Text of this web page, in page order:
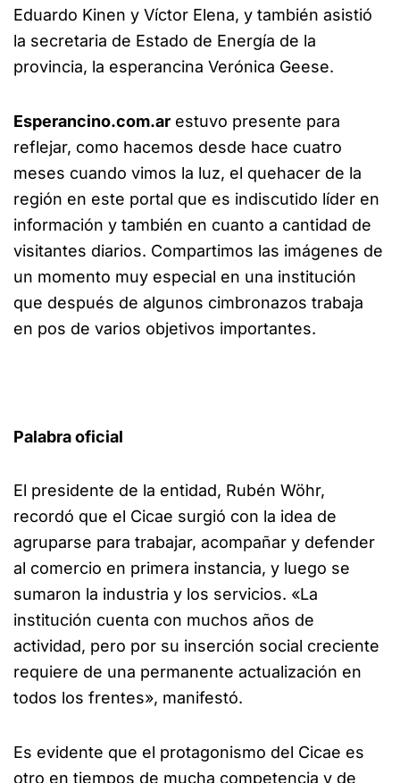
Eduardo Kinen y Víctor Elena, y también asistió
la secretaria de Estado de Energía de la
provincia, la esperancina Verónica Geese.
Esperancino.com.ar estuvo presente para
reflejar, como hacemos desde hace cuatro
meses cuando vimos la luz, el quehacer de la
región en este portal que es indiscutido líder en
información y también en cuanto a cantidad de
visitantes diarios. Compartimos las imágenes de
un momento muy especial en una institución
que después de algunos cimbronazos trabaja
en pos de varios objetivos importantes.
Palabra oficial
El presidente de la entidad, Rubén Wöhr,
recordó que el Cicae surgió con la idea de
agruparse para trabajar, acompañar y defender
al comercio en primera instancia, y luego se
sumaron la industria y los servicios. «La
institución cuenta con muchos años de
actividad, pero por su inserción social creciente
requiere de una permanente actualización en
todos los frentes», manifestó.
Es evidente que el protagonismo del Cicae es
otro en tiempos de mucha competencia y de